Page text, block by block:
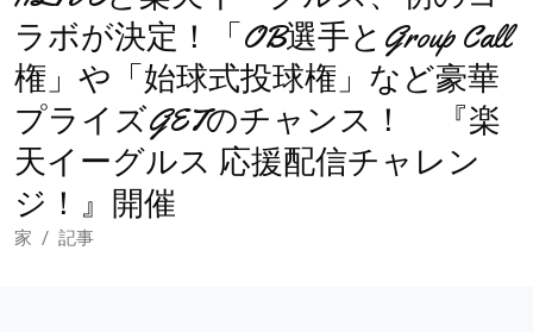
ラボが決定！「OB選手とGroup Call
権」や「始球式投球権」など豪華
プライズGETのチャンス！ 『楽
天イーグルス 応援配信チャレン
ジ！』開催
家 記事